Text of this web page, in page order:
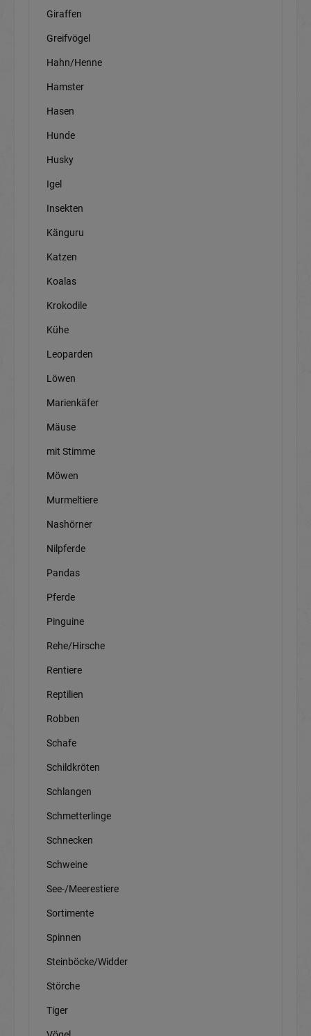
Giraffen
Greifvögel
Hahn/Henne
Hamster
Hasen
Hunde
Husky
Igel
Insekten
Känguru
Katzen
Koalas
Krokodile
Kühe
Leoparden
Löwen
Marienkäfer
Mäuse
mit Stimme
Möwen
Murmeltiere
Nashörner
Nilpferde
Pandas
Pferde
Pinguine
Rehe/Hirsche
Rentiere
Reptilien
Robben
Schafe
Schildkröten
Schlangen
Schmetterlinge
Schnecken
Schweine
See-/Meerestiere
Sortimente
Spinnen
Steinböcke/Widder
Störche
Tiger